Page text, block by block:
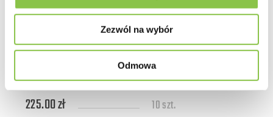
Zezwól na wybór
Odmowa
78.75 zł 3 szt.
135.00 zł 5 szt.
225.00 zł 10 szt.